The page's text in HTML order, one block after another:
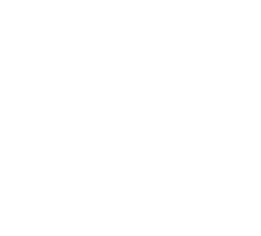
navigate to the
of assessment questions
for each question.
attempt